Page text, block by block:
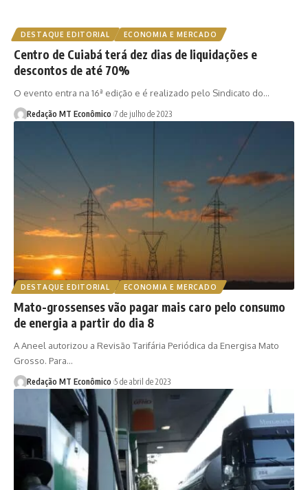
DESTAQUE EDITORIAL ECONOMIA E MERCADO
Centro de Cuiabá terá dez dias de liquidações e
descontos de até 70%
O evento entra na 16ª edição e é realizado pelo Sindicato do…
Redação MT Econômico 7 de julho de 2023
DESTAQUE EDITORIAL ECONOMIA E MERCADO
Mato-grossenses vão pagar mais caro pelo consumo
de energia a partir do dia 8
A Aneel autorizou a Revisão Tarifária Periódica da Energisa Mato
Grosso. Para…
Redação MT Econômico 5 de abril de 2023